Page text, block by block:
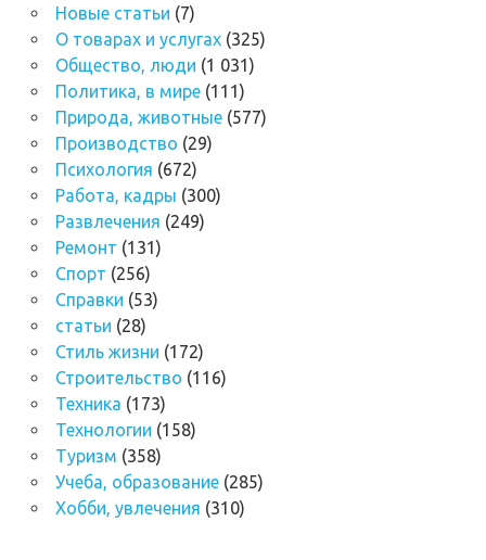
Новые статьи (7)
О товарах и услугах(325)
Общество, люди (1 031)
Политика, в мире(111)
Природа, животные(577)
Производство (29)
Психология (672)
Работа, кадры (300)
Развлечения (249)
Ремонт (131)
Спорт (256)
Справки (53)
статьи (28)
Стиль жизни (172)
Строительство (116)
Техника (173)
Технологии (158)
Туризм (358)
Учеба, образование(285)
Хобби, увлечения (310)